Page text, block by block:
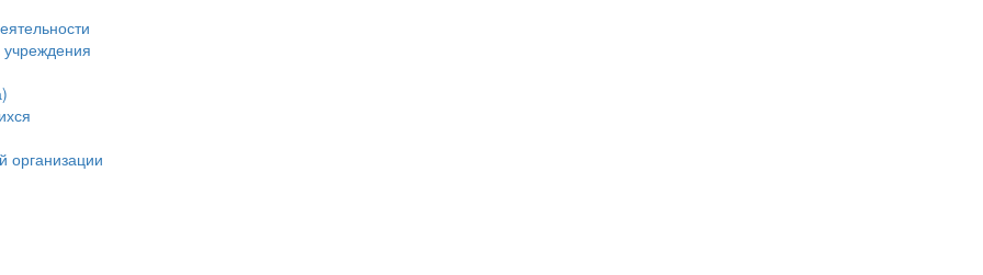
учреждения
организации